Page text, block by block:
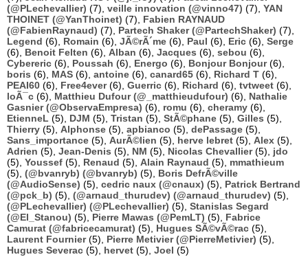
(@PLechevallier) (7), veille innovation (@vinno47) (7), YAN
THOINET (@YanThoinet) (7), Fabien RAYNAUD
(@FabienRaynaud) (7), Partech Shaker (@PartechShaker) (7),
Legend (6), Romain (6), JÃ©rÃ´me (6), Paul (6), Eric (6), Serge
(6), Benoit Felten (6), Alban (6), Jacques (6), sebou (6),
Cybereric (6), Poussah (6), Energo (6), Bonjour Bonjour(6),
boris (6), MAS (6), antoine (6), canard65 (6), Richard T (6),
PEAI60 (6), Free4ever(6), Guerric (6), Richard (6), tvtweet (6),
loÃ¯c (6), Matthieu Dufour (@_matthieudufour) (6), Nathalie
Gasnier (@ObservaEmpresa) (6), romu (6), cheramy (6),
EtienneL (5), DJM (5), Tristan (5), StÃ©phane (5), Gilles (5),
Thierry (5), Alphonse (5), apbianco (5), dePassage (5),
Sans_importance (5), AurÃ©lien (5), herve lebret (5), Alex (5),
Adrien (5), Jean-Denis (5), NM (5), Nicolas Chevallier(5), jdo
(5), Youssef (5), Renaud (5), Alain Raynaud (5), mmathieum
(5), (@bvanryb) (@bvanryb) (5), Boris DefrÃ©ville
(@AudioSense) (5), cedric naux (@cnaux) (5), Patrick Bertrand
(@pck_b) (5), (@arnaud_thurudev) (@arnaud_thurudev) (5),
(@PLechevallier) (@PLechevallier) (5), Stanislas Segard
(@El_Stanou) (5), Pierre Mawas (@PemLT) (5), Fabrice
Camurat (@fabricecamurat) (5), Hugues SÃ©vÃ©rac (5),
Laurent Fournier(5), Pierre Metivier (@PierreMetivier) (5),
Hugues Severac (5), hervet (5), Joel (5)